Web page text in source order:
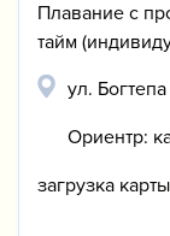
Плавание с
тайм
​ул.
Ориентр:
загрузка